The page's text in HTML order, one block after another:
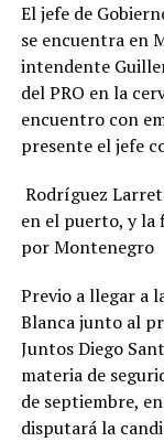
El jefe de
se encuentra en
intendente
del PRO en la
encuentro con
presente el jefe
Rodríguez
en el puerto, y la
por Montenegro
Previo a llegar a
Blanca junto al
Juntos Diego
materia de
de septiembre,
disputará la